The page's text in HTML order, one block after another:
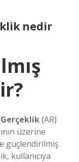
nedir
Gerçeklik(AR)
üzerine
güçlendirilmiş
kullanıcıya